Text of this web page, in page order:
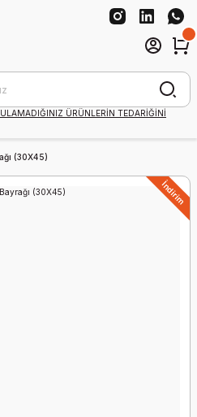
ÜRÜNLERİN TEDARİĞİNİ
(30X45)
İndirim